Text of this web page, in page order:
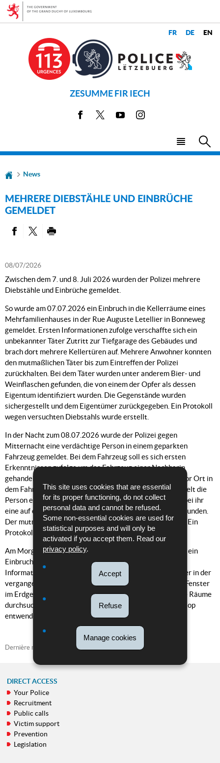
This site uses cookies that are essential
for its proper functioning, do not collect
personal data and cannot be refused.
Some non-essential cookies are used for
statistical purposes and will only be
activated if you accept them. Read our
privacy policy.
Accept
Refuse
Manage cookies
Go
Go
ZESUMME FIR IECH
Facebook YoutubeInstagram
Menu
LANGUE
News
MEHRERE DIEBSTÄHLE UND EINBRÜCHE
GEMELDET
08/07/2026
Zwischen dem 7. und 8. Juli 2026 wurden der Polizei mehrere
Diebstähle und Einbrüche gemeldet.
So wurde am 07.07.2026 ein Einbruch in die Kellerräume eines
Mehrfamilienhauses in der Rue Auguste Letellier in Bonneweg
gemeldet. Ersten Informationen zufolge verschaffte sich ein
unbekannter Täter Zutritt zur Tiefgarage des Gebäudes und
brach dort mehrere Kellertüren auf. Mehrere Anwohner konnten
den mutmaßlichen Täter bis zum Eintreffen der Polizei
zurückhalten. Bei dem Täter wurden unter anderem Bier- und
Weinflaschen gefunden, die von einem der Opfer als dessen
Eigentum identifiziert wurden. Die Gegenstände wurden
sichergestellt und dem Eigentümer zurückgegeben. Ein Protokoll
wegen versuchten Diebstahls wurde erstellt.
In der Nacht zum 08.07.2026 wurde der Polizei gegen
Mitternacht eine verdächtige Person in einem geparkten
Fahrzeug gemeldet. Bei dem Fahrzeug soll es sich ersten
Erkenntnissen zufolge um das Fahrzeug einer Nachbarin
gehandelt haben. Eine Polizeistreife konnte die Person vor Ort in
dem Fahrzeug antreffen. Ersten Informationen zufolge hielt die
Person ein Sonnenbrillenetui in der Hand. Zudem wurde bei ihr
eine auf eine andere Person ausgestellte Kreditkarte gefunden.
Der mutmaßliche Täter wurde zur Dienststelle gebracht. Ein
Protokoll wurde erstellt.
Am Morgen des 08.07.2026 wurde der Polizei außerdem ein
Einbruch in eine Kinderkrippe in Findel gemeldet. Ersten
Informationen zufolge verschafften sich unbekannte Täter in der
vergangenen Nacht Zugang zum Gebäude, indem sie ein Fenster
im Erdgeschoss aufhebelten. Im Inneren wurden mehrere Räume
durchsucht. Ersten Erkenntnissen zufolge wurde ein Laptop
entwendet. Ein Protokoll wurde erstellt.
Dernière mise à jour 08/07/2026
NAVIGATION
MENU
DIRECT ACCESS
Your Police
Recruitment
Public calls
Victim support
Prevention
Legislation